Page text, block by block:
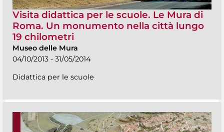
Visita didattica per le scuole. Le Mura di
Roma. Un monumento nella città lungo
19 chilometri
Museo delle Mura
04/10/2013 - 31/05/2014
Didattica per le scuole